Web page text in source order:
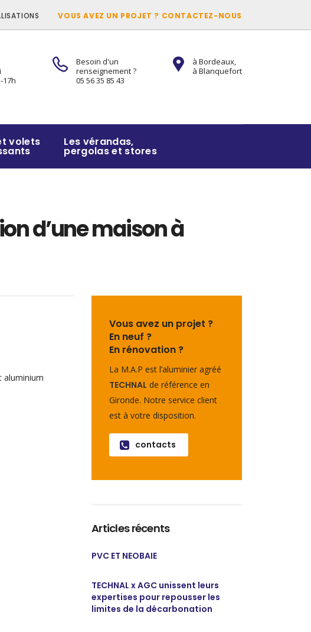
VOUS AVEZ UN PROJET ? CONTACTEZ-NOUS
à Bordeaux,
à Blanquefort
Besoin d'un
renseignement ?
05 56 35 85 43
17h
volets Les vérandas,
pergolas et stores
d’une maison à
aluminium
Vous avez un projet ?
En neuf ?
En rénovation ?
La M.A.P est l’aluminier agréé
TECHNAL de référence en
Gironde. Notre service client
est à votre disposition.
contacts
Articles récents
PVC ET NEOBAIE
TECHNAL x AGC unissent leurs
expertises pour repousser les
limites de la décarbonation